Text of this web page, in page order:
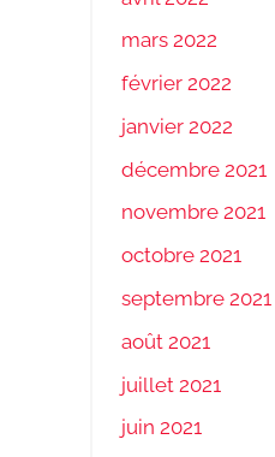
mars 2022
février 2022
janvier 2022
décembre 2021
novembre 2021
octobre 2021
septembre 2021
août 2021
juillet 2021
juin 2021